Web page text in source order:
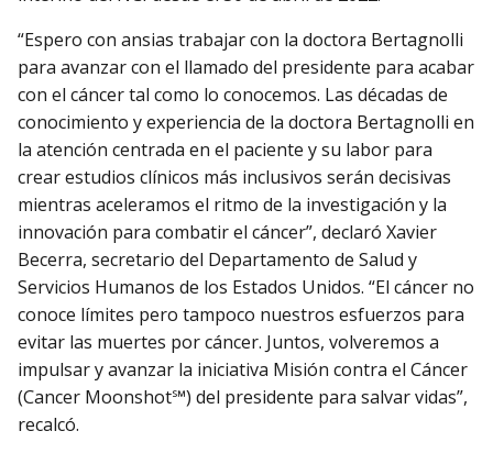
“Espero con ansias trabajar con la doctora Bertagnolli
para avanzar con el llamado del presidente para acabar
con el cáncer tal como lo conocemos. Las décadas de
conocimiento y experiencia de la doctora Bertagnolli en
la atención centrada en el paciente y su labor para
crear estudios clínicos más inclusivos serán decisivas
mientras aceleramos el ritmo de la investigación y la
innovación para combatir el cáncer”, declaró Xavier
Becerra, secretario del Departamento de Salud y
Servicios Humanos de los Estados Unidos. “El cáncer no
conoce límites pero tampoco nuestros esfuerzos para
evitar las muertes por cáncer. Juntos, volveremos a
impulsar y avanzar la iniciativa Misión contra el Cáncer
(Cancer Moonshot℠) del presidente para salvar vidas”,
recalcó.